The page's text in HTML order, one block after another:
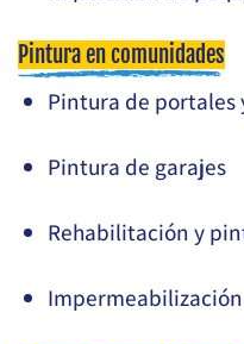
Pintura en comunidades
Pintura de portales
Pintura de garajes
Rehabilitación y